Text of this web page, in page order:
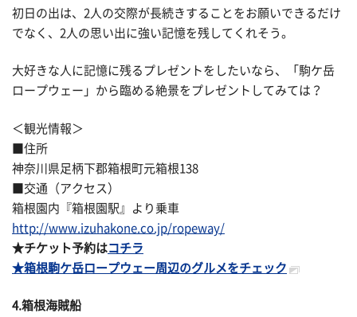
初日の出は、2人の交際が長続きすることをお願いできるだけ
でなく、2人の思い出に強い記憶を残してくれそう。
大好きな人に記憶に残るプレゼントをしたいなら、「駒ケ岳
ロープウェー」から臨める絶景をプレゼントしてみては？
＜観光情報＞
■住所
神奈川県足柄下郡箱根町元箱根138
■交通（アクセス）
箱根園内『箱根園駅』より乗車
http://www.izuhakone.co.jp/ropeway/
★チケット予約はコチラ
★箱根駒ケ岳ロープウェー周辺のグルメをチェック
4.箱根海賊船